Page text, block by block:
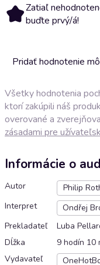
Zatiaľ
buďte prvý/á!
Pridať hodnotenie
Všetky hodnotenia
ktorí zakúpili náš
overované a
zásadami pre
Informácie o
Autor
Philip
Interpret
Ondřej
Prekladateľ
Luba
Dĺžka
9 hodín 10
Vydavateľ